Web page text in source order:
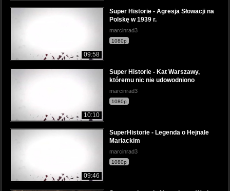
09:58
Super Historie - Agresja Słowacji na
Polskę w 1939 r.
marcinrad3
1080p
10:10
Super Historie - Kat Warszawy,
któremu nic nie udowodniono
marcinrad3
1080p
09:46
SuperHistorie - Legenda o Hejnale
Mariackim
marcinrad3
1080p